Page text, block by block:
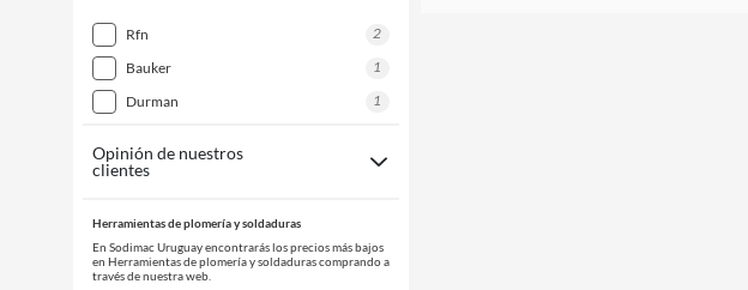
rfn
2
bauker
1
durman
1
Opinión de nuestros
clientes
Herramientas de plomería y soldaduras
En Sodimac Uruguay encontrarás los precios más bajos
en Herramientas de plomería y soldaduras comprando a
través de nuestra web.